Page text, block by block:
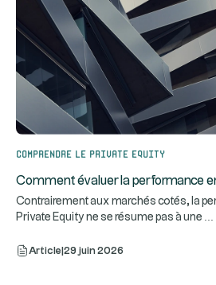
Comprendre le Private Equity
Comment évaluer la performance
Contrairement aux marchés cotés, la
Private Equity ne se résume pas à une
Article 29 juin 2026